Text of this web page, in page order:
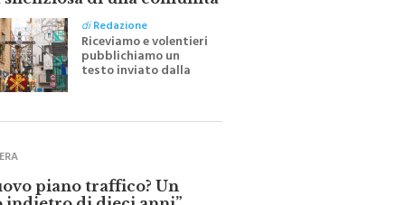
diRedazione
Riceviamo e volentieri
pubblichiamo un
testo inviato dalla
scrittrice monrealese
Festa del Santissimo
piano traffico? Un
indietro di dieci anni”